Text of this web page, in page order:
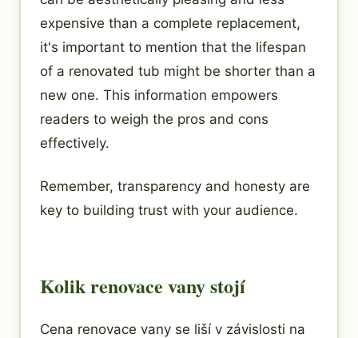
expensive than a complete replacement,
it's important to mention that the lifespan
of a renovated tub might be shorter than a
new one. This information empowers
readers to weigh the pros and cons
effectively.
Remember, transparency and honesty are
key to building trust with your audience.
Kolik renovace vany stojí
Cena renovace vany se liší v závislosti na